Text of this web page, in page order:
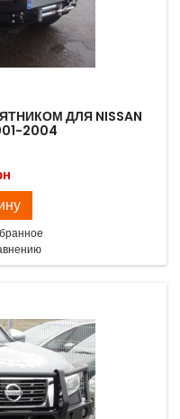
ДЛЯ NISSAN
2004